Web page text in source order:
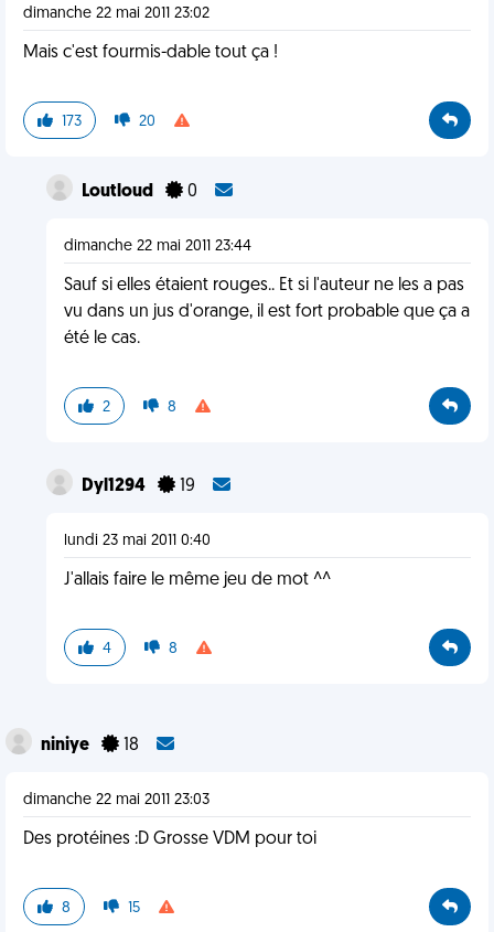
dimanche 22 mai 2011 23:02
Mais c'est fourmis-dable tout ça !
173 20
Loutloud 0
dimanche 22 mai 2011 23:44
Sauf si elles étaient rouges.. Et si l'auteur ne les a pas
vu dans un jus d'orange, il est fort probable que ça a
été le cas.
2 8
Dyl1294 19
lundi 23 mai 2011 0:40
J'allais faire le même jeu de mot ^^
4 8
niniye 18
dimanche 22 mai 2011 23:03
Des protéines :D Grosse VDM pour toi
8 15